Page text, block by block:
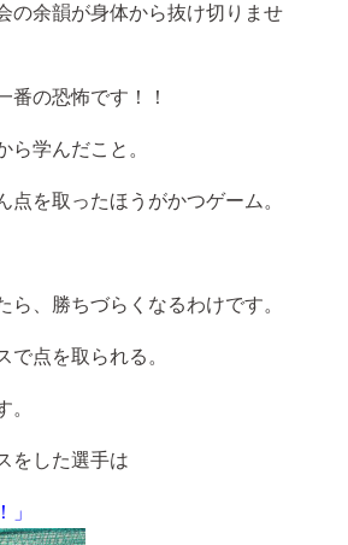
の余韻が身体から抜け切りませ
番の恐怖です！！
ら学んだこと。
点を取ったほうがかつゲーム。
ら、勝ちづらくなるわけです。
で点を取られる。
をした選手は
」